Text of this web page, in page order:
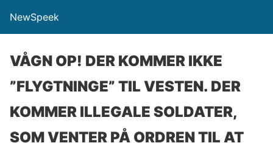
NewSpeek
VÅGN OP! DER KOMMER IKKE
”FLYGTNINGE” TIL VESTEN. DER
KOMMER ILLEGALE SOLDATER,
SOM VENTER PÅ ORDREN TIL AT